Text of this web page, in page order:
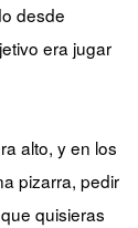
desde
era jugar
alto, y en los
pizarra, pedir
quisieras